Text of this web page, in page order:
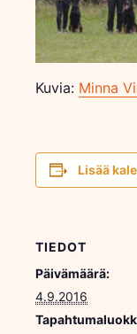
Kuvia: Minna
Lisää
TIEDOT
Päivämäärä:
4.9.2016